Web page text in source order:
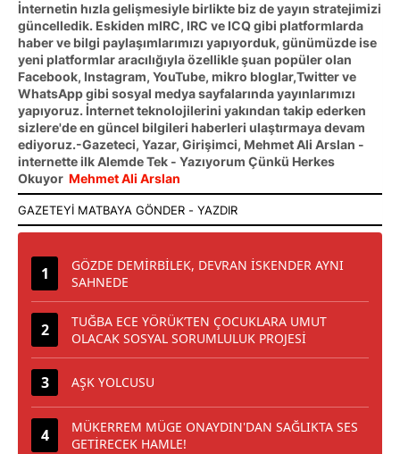
İnternetin hızla gelişmesiyle birlikte biz de yayın stratejimizi
güncelledik. Eskiden mIRC, IRC ve ICQ gibi platformlarda
haber ve bilgi paylaşımlarımızı yapıyorduk, günümüzde ise
yeni platformlar aracılığıyla özellikle şuan popüler olan
Facebook, Instagram, YouTube, mikro bloglar,Twitter ve
WhatsApp gibi sosyal medya sayfalarında yayınlarımızı
yapıyoruz. İnternet teknolojilerini yakından takip ederken
sizlere'de en güncel bilgileri haberleri ulaştırmaya devam
ediyoruz.-Gazeteci, Yazar, Girişimci, Mehmet Ali Arslan -
internette ilk Alemde Tek - Yazıyorum Çünkü Herkes
Okuyor Mehmet Ali Arslan
GÖZDE DEMİRBİLEK, DEVRAN İSKENDER AYNI
SAHNEDE
TUĞBA ECE YÖRÜK’TEN ÇOCUKLARA UMUT
OLACAK SOSYAL SORUMLULUK PROJESİ
AŞK YOLCUSU
MÜKERREM MÜGE ONAYDIN'DAN SAĞLIKTA SES
GETİRECEK HAMLE!